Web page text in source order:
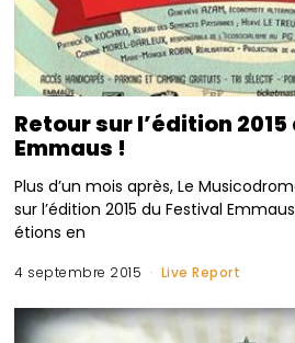
Retour sur l’édition
Emmaus !
Plus d’un mois après, Le
sur l’édition 2015 du Festival
étions en
4 septembre 2015 Live Report